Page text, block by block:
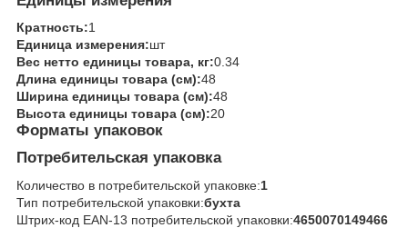
Кратность:1
Единица измерения:шт
Вес нетто единицы товара, кг:0.34
Длина единицы товара (см):48
Ширина единицы товара (см):48
Высота единицы товара (см):20
Форматы упаковок
Потребительская упаковка
Количество в потребительской упаковке:1
Тип потребительской упаковки:бухта
Штрих-код EAN-13 потребительской упаковки:4650070149466